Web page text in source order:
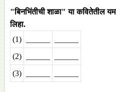
"बिनभिंतीची शाळा" या कवितेतील
लिहा.
(1)
(2)
(3)